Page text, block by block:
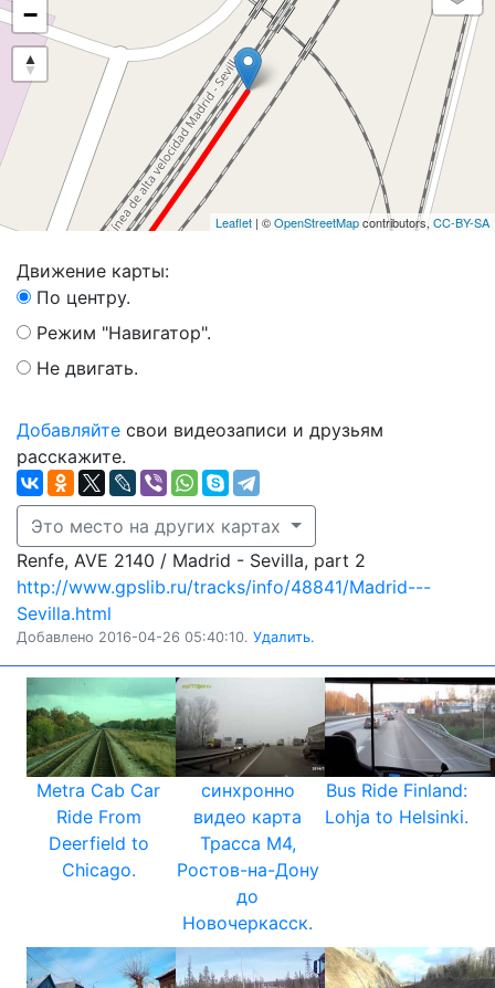
−
Leaflet | ©OpenStreetMapcontributors, CC-BY-SA
Движение карты:
По центру.
Режим "Навигатор".
Не двигать.
Добавляйте свои видеозаписи и друзьям
расскажите.
Это место на других картах
Renfe, AVE 2140 / Madrid - Sevilla, part 2
http://www.gpslib.ru/tracks/info/48841/Madrid---
Sevilla.html
Добавлено 2016-04-26 05:40:10. Удалить.
Metra Cab Car
Ride From
Deerfield to
Chicago.
синхронно
видео карта
Трасса М4,
Ростов-на-Дону
до
Новочеркасск.
Bus Ride Finland:
Lohja to Helsinki.